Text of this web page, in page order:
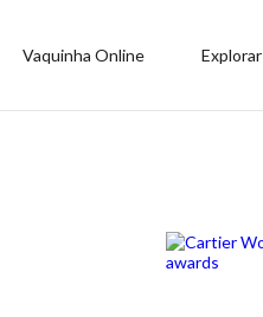
Vaquinha Online Explorar